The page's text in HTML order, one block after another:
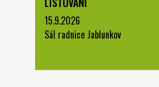
15.9.2026
Sál radnice Jablunkov